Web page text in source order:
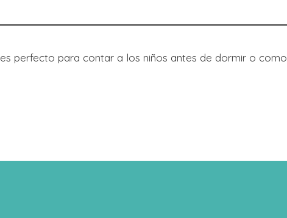
es perfecto para contar a los niños antes de dormir o como